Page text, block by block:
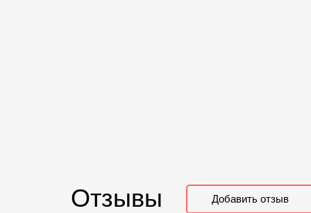
Отзывы Добавить отзыв